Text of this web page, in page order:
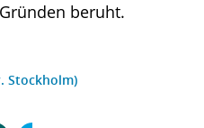
beruht.
Stockholm)